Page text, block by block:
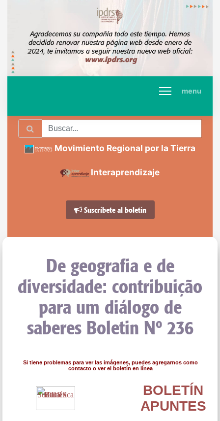
menu
Movimiento Regional por la Tierra
Interaprendizaje
Suscríbete al boletín
De geografia e de
diversidade: contribuição
para um diálogo de
saberes Boletin Nº 236